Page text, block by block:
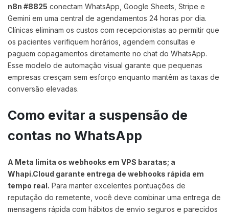
n8n #8825 conectam WhatsApp, Google Sheets, Stripe e
Gemini em uma central de agendamentos 24 horas por dia.
Clínicas eliminam os custos com recepcionistas ao permitir que
os pacientes verifiquem horários, agendem consultas e
paguem copagamentos diretamente no chat do WhatsApp.
Esse modelo de automação visual garante que pequenas
empresas cresçam sem esforço enquanto mantêm as taxas de
conversão elevadas.
Como evitar a suspensão de
contas no WhatsApp
A Meta limita os webhooks em VPS baratas; a
Whapi.Cloud garante entrega de webhooks rápida em
tempo real. Para manter excelentes pontuações de
reputação do remetente, você deve combinar uma entrega de
mensagens rápida com hábitos de envio seguros e parecidos